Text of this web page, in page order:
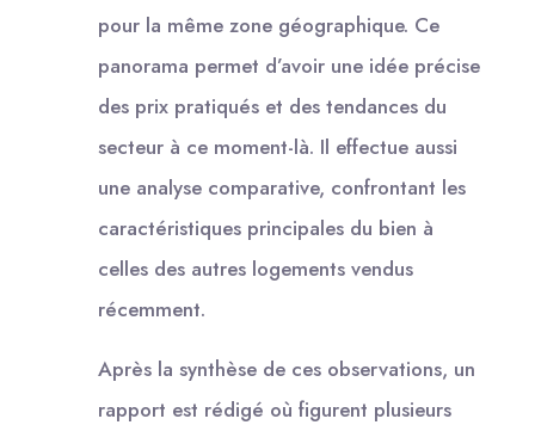
pour la même zone géographique. Ce
panorama permet d’avoir une idée précise
des prix pratiqués et des tendances du
secteur à ce moment-là. Il effectue aussi
une analyse comparative, confrontant les
caractéristiques principales du bien à
celles des autres logements vendus
récemment.
Après la synthèse de ces observations, un
rapport est rédigé où figurent plusieurs